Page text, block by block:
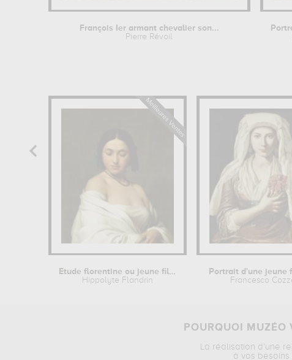
François Ier armant chevalier son...
Pierre Révoil
Etude florentine ou jeune fille en...
Hippolyte Flandrin
Portrait d'une jeune
Francesco
POURQUOI MUZÉO
La réalisation d’une
à vos